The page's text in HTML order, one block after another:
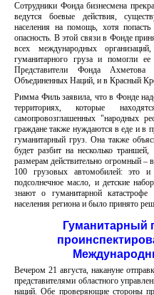
Сотрудники Фонда бизнесмена
ведутся боевые действия,
населения на помощь, хотя
опасность. В этой связи в Фонде
всех международных
гуманитарного груза и помогли
Представители Фонда
Объединенных Наций, и в Красный
Римма Филь заявила, что в Фонде
территориях, которые
самопровозглашенных "народных
граждане также нуждаются в еде и в
гуманитарный груз. Она также
будет разбит на несколько
размерам действительно огромный –
100 грузовых автомобилей: это
подсолнечное масло, и детские
знают о гуманитарной
населения региона и было принято
Гуманитарный
Вечером 21 августа, накануне
представителями областного
наций. Обе проверяющие стороны